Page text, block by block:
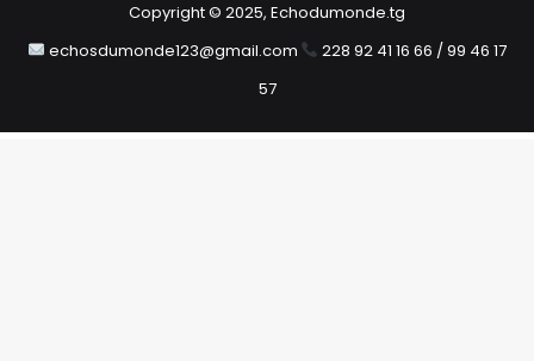
Copyright © 2025, Echodumonde.tg
echosdumonde123@gmail.com
228 92 41 16 66 / 99 46 17
57